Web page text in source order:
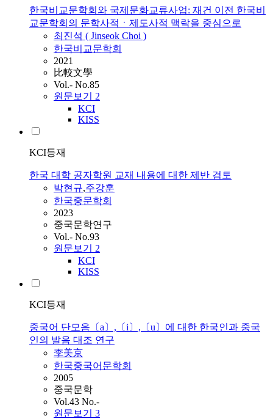
한국비교문학회와 국제문화교류사업: 재건 이전 한국비
교문학회의 문학사적ㆍ제도사적 맥락을 중심으로
최진석 ( Jinseok Choi )
한국비교문학회
2021
比較文學
Vol.- No.85
원문보기 2
KCI
KISS
KCI등재
한국 대학 공자학원 교재 내용에 대한 제반 검토
박현규,주강훈
한국중문학회
2023
중국문학연구
Vol.- No.93
원문보기 2
KCI
KISS
KCI등재
중국어 단모음〔a〕,〔i〕,〔u〕에 대한 한국인과 중국
인의 발음 대조 연구
李美京
한국중국어문학회
2005
중국문학
Vol.43 No.-
원문보기 3